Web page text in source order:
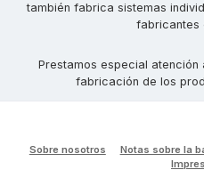
también fabrica sistemas
fabricantes
Prestamos especial
fabricación de los
Sobre nosotros Notas sobre la